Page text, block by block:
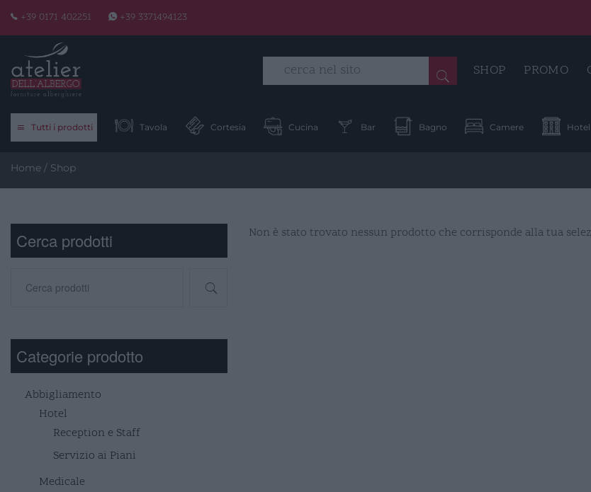
content
+39 0171 402251 +39 3371494123
SHOP PROMO
Tutti i prodotti Tavola Cortesia Cucina Bar Bagno Camere Hotel
Home / Shop
Non è stato trovato nessun prodotto che corrisponde alla tua
Cerca prodotti
Categorie prodotto
Abbigliamento
Hotel
Reception e Staff
Servizio ai Piani
Medicale